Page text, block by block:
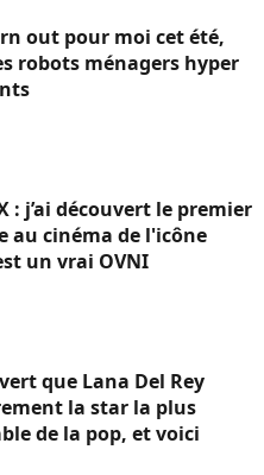
out pour moi cet été,
robots ménagers hyper
: j’ai découvert le premier
au cinéma de l'icône
un vrai OVNI
que Lana Del Rey
la star la plus
de la pop, et voici